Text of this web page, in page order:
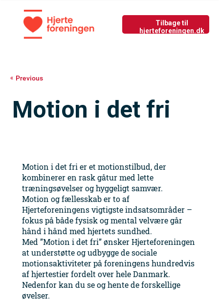
Tilbage til nyside
Previous
Motion i det fri
Motion i det fri er et motionstilbud, der
kombinerer en rask gåtur med lette
træningsøvelser og hyggeligt samvær.
Motion og fællesskab er to af
Hjerteforeningens vigtigste indsatsområder –
fokus på både fysisk og mental velvære går
hånd i hånd med hjertets sundhed.
Med ”Motion i det fri” ønsker Hjerteforeningen
at understøtte og udbygge de sociale
motionsaktiviteter på foreningens hundredvis
af hjertestier fordelt over hele Danmark.
Nedenfor kan du se og hente de forskellige
øvelser.